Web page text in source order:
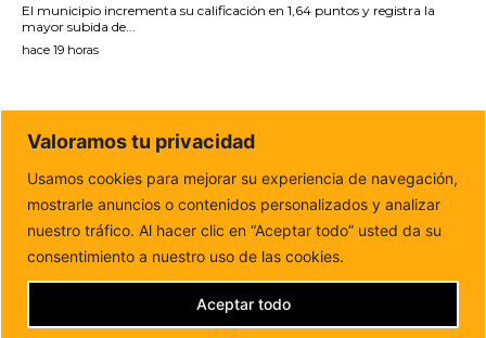
El municipio incrementa su calificación en 1,64 puntos y registra la
mayor subida de...
hace 19 horas